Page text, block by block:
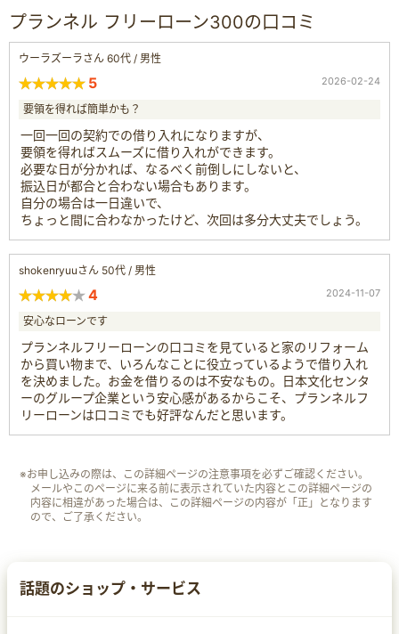
プランネル フリーローン300の口コミ
ウーラズーラさん 60代 / 男性
5 2026-02-24
要領を得れば簡単かも？
一回一回の契約での借り入れになりますが、
要領を得ればスムーズに借り入れができます。
必要な日が分かれば、なるべく前倒しにしないと、
振込日が都合と合わない場合もあります。
自分の場合は一日違いで、
ちょっと間に合わなかったけど、次回は多分大丈夫でしょう。
shokenryuuさん 50代 / 男性
4 2024-11-07
安心なローンです
プランネルフリーローンの口コミを見ていると家のリフォーム
から買い物まで、いろんなことに役立っているようで借り入れ
を決めました。お金を借りるのは不安なもの。日本文化センタ
ーのグループ企業という安心感があるからこそ、プランネルフ
リーローンは口コミでも好評なんだと思います。
※お申し込みの際は、この詳細ページの注意事項を必ずご確認ください。
メールやこのページに来る前に表示されていた内容とこの詳細ページの
内容に相違があった場合は、この詳細ページの内容が「正」となります
ので、ご了承ください。
話題のショップ・サービス